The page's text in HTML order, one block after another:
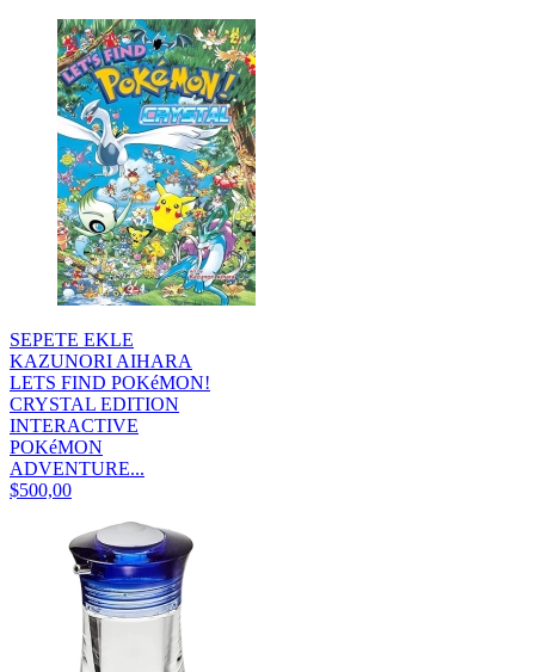
SEPETE EKLE
KAZUNORI AIHARA
LETS FIND POKéMON!
CRYSTAL EDITION
INTERACTIVE
POKéMON
ADVENTURE...
$500,00